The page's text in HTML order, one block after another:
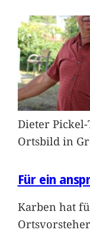
Dieter
Ortsbild in
Für ein
Karben hat